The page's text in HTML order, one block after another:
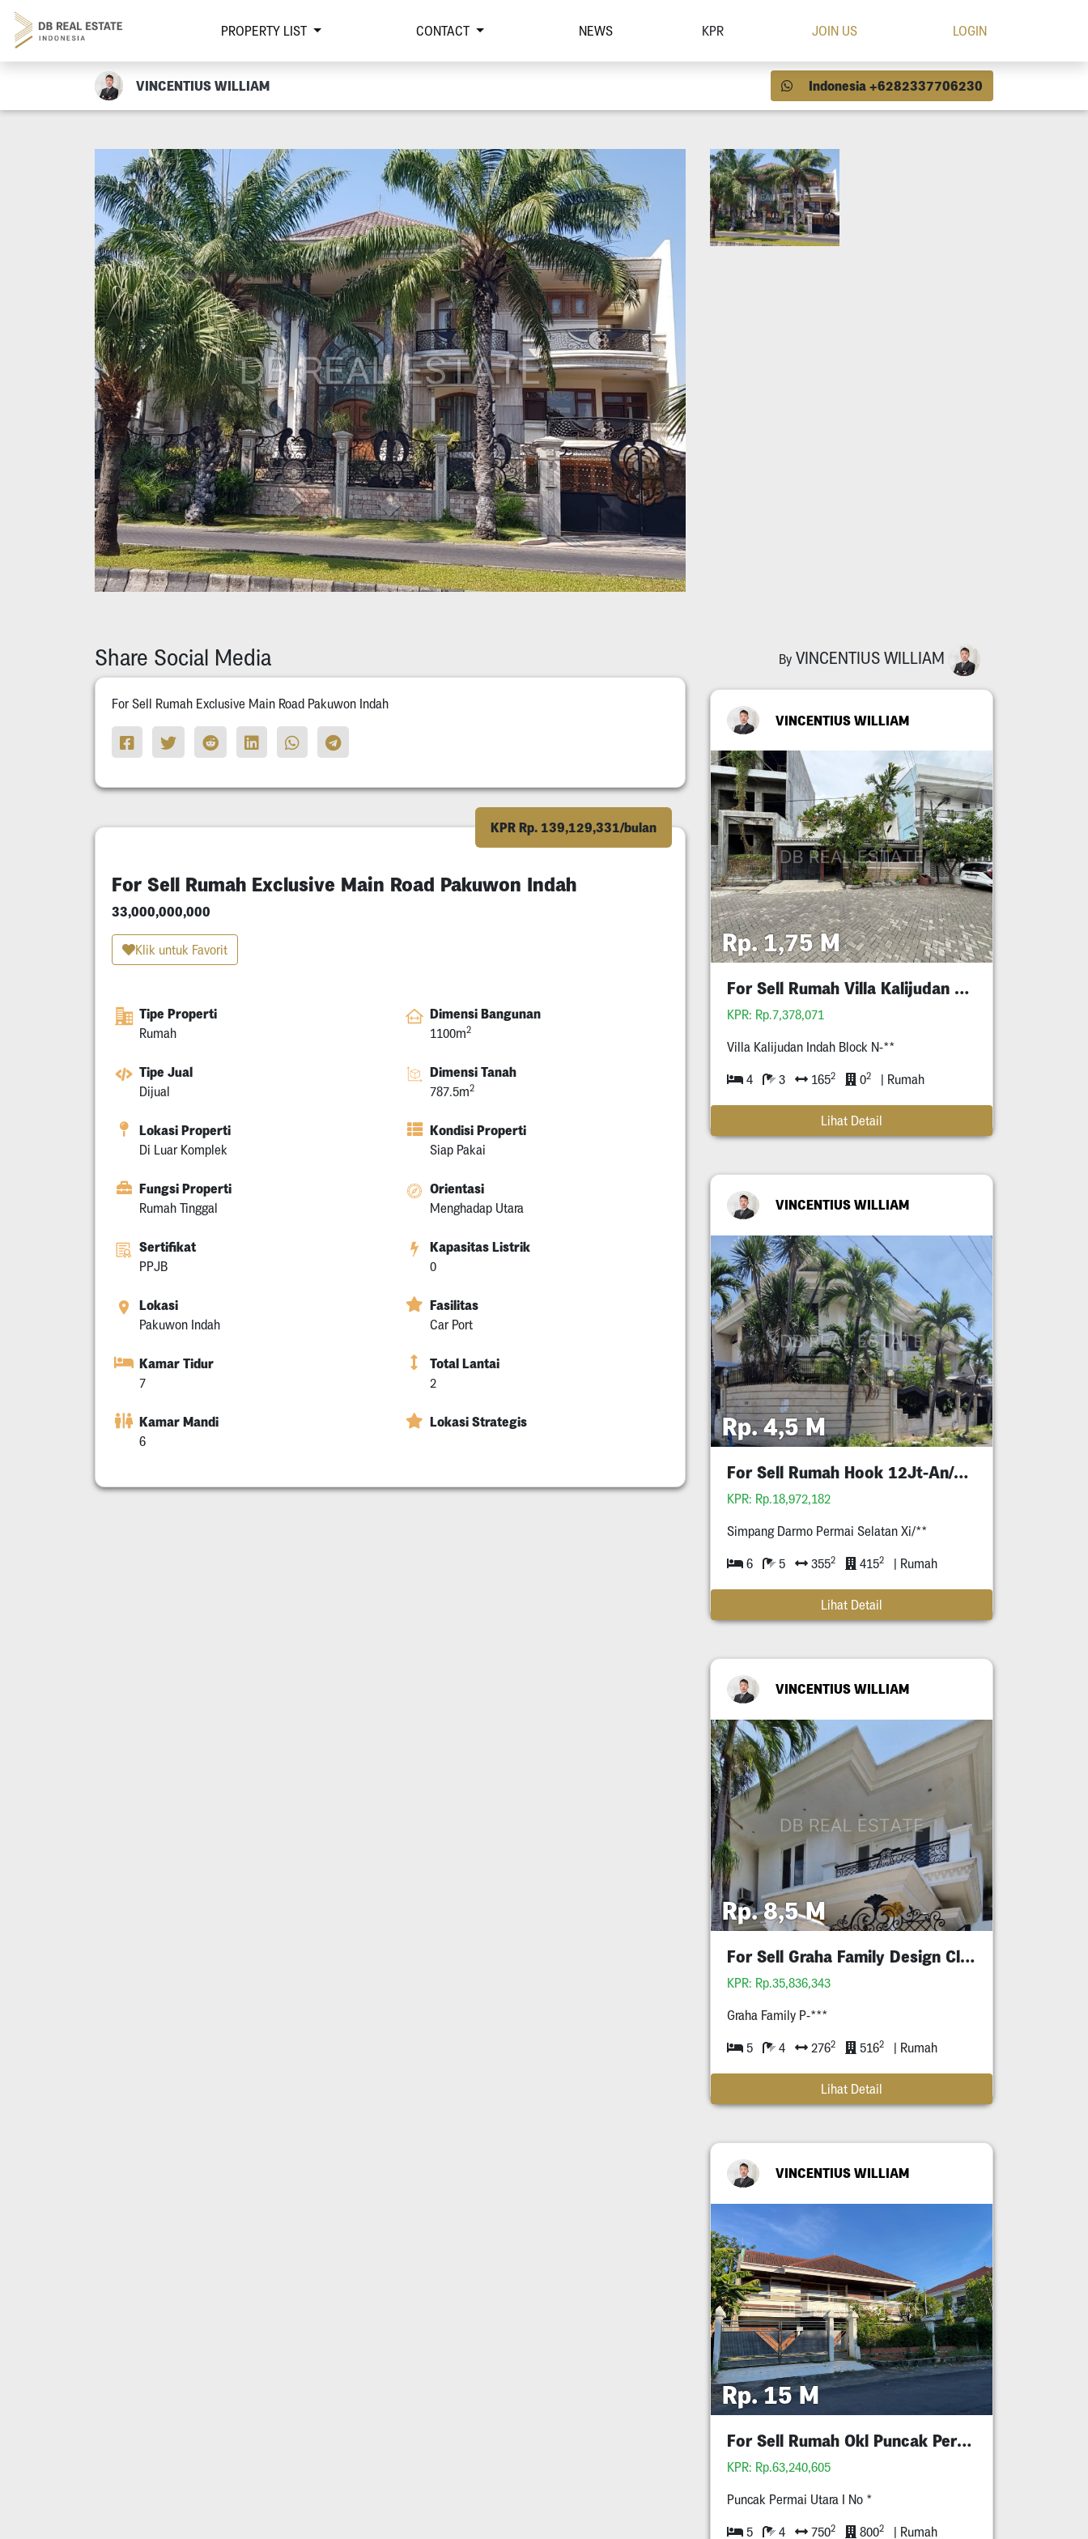
PROPERTY LIST CONTACT NEWS KPR JOIN US LOGIN
VINCENTIUS WILLIAM Indonesia +6282337706230
Share Social Media
For Sell Rumah Exclusive Main Road Pakuwon Indah
KPR Rp. 139,129,331/bulan
For Sell Rumah Exclusive Main Road Pakuwon Indah
33,000,000,000
Klik untuk Favorit
Tipe Properti
Rumah
Dimensi Bangunan
1100m2
Tipe Jual
Dijual
Dimensi Tanah
787.5m2
Lokasi Properti
Di Luar Komplek
Kondisi Properti
Siap Pakai
Fungsi Properti
Rumah Tinggal
Orientasi
Menghadap Utara
Sertifikat
PPJB
Kapasitas Listrik
0
Lokasi
Pakuwon Indah
Fasilitas
Car Port
Kamar Tidur
7
Total Lantai
2
Kamar Mandi
6
Lokasi Strategis
By VINCENTIUS WILLIAM
VINCENTIUS WILLIAM
Rp. 1,75 M
For Sell Rumah Villa Kalijudan Murah
KPR: Rp.7,378,071
Villa Kalijudan Indah Block N-**
4 3 1652 02 | Rumah
Lihat Detail
VINCENTIUS WILLIAM
Rp. 4,5 M
For Sell Rumah Hook 12Jt-An/M2
KPR: Rp.18,972,182
Simpang Darmo Permai Selatan Xi/**
6 5 3552 4152 | Rumah
Lihat Detail
VINCENTIUS WILLIAM
Rp. 8,5 M
For Sell Graha Family Design Classic
KPR: Rp.35,836,343
Graha Family P-***
5 4 2762 5162 | Rumah
Lihat Detail
VINCENTIUS WILLIAM
Rp. 15 M
For Sell Rumah Okl Puncak Permai Utara
KPR: Rp.63,240,605
Puncak Permai Utara I No *
5 4 7502 8002 | Rumah